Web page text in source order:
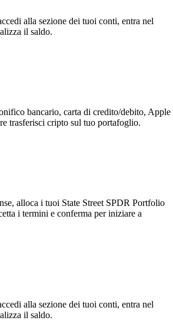
alla sezione dei tuoi conti, entra nel
il saldo.
bancario, carta di credito/debito, Apple
trasferisci cripto sul tuo portafoglio.
alloca i tuoi State Street SPDR Portfolio
i termini e conferma per iniziare a
alla sezione dei tuoi conti, entra nel
il saldo.